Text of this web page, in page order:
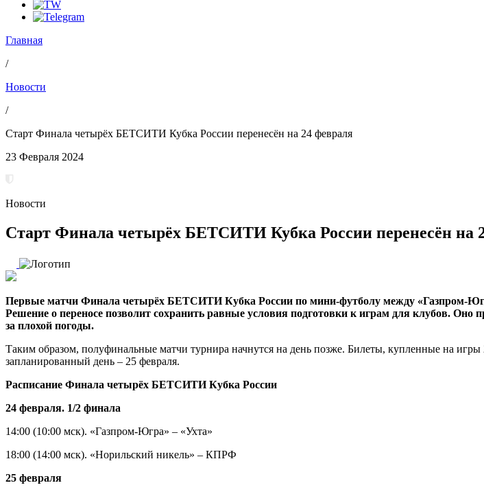
Главная
/
Новости
/
Старт Финала четырёх БЕТСИТИ Кубка России перенесён на 24 февраля
23 Февраля 2024
Новости
Старт Финала четырёх БЕТСИТИ Кубка России перенесён на
Первые матчи Финала четырёх БЕТСИТИ Кубка России по мини-футболу между «Газпром-
Решение о переносе позволит сохранить равные условия подготовки к играм для клубов.
за плохой погоды.
Таким образом, полуфинальные матчи турнира начнутся на день позже. Билеты, купленные на игры
запланированный день – 25 февраля.
Расписание Финала четырёх БЕТСИТИ Кубка России
24 февраля. 1/2 финала
14:00 (10:00 мск). «Газпром-Югра» – «Ухта»
18:00 (14:00 мск). «Норильский никель» – КПРФ
25 февраля